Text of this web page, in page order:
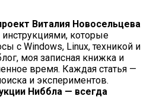
Виталия Новосельцева
которые
с Windows, Linux, техникой и
моя записная книжка и
время. Каждая статья —
и экспериментов.
Ниббла — всегда